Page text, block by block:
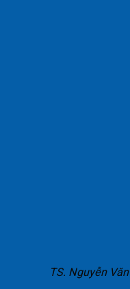
TS. Nguyễn